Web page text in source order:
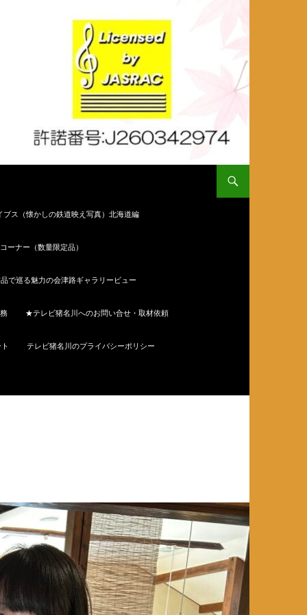
ス（懐かしの鉄道映え写真）北海道編
ナー（数量限定品）
巡る魅力の会津路ギャラリービュー
★テレビ猪名川へのお問い合せ・取材依頼
テレビ猪名川のプライバシーポリシー